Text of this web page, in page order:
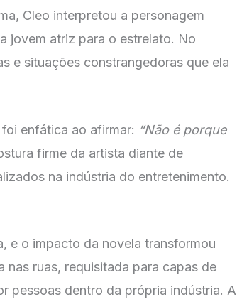
Cleo interpretou a personagem
jovem atriz para o estrelato. No
e situações constrangedoras que ela
foi enfática ao afirmar: “Não é porque
firme da artista diante de
na indústria do entretenimento.
e o impacto da novela transformou
nas ruas, requisitada para capas de
pessoas dentro da própria indústria. A